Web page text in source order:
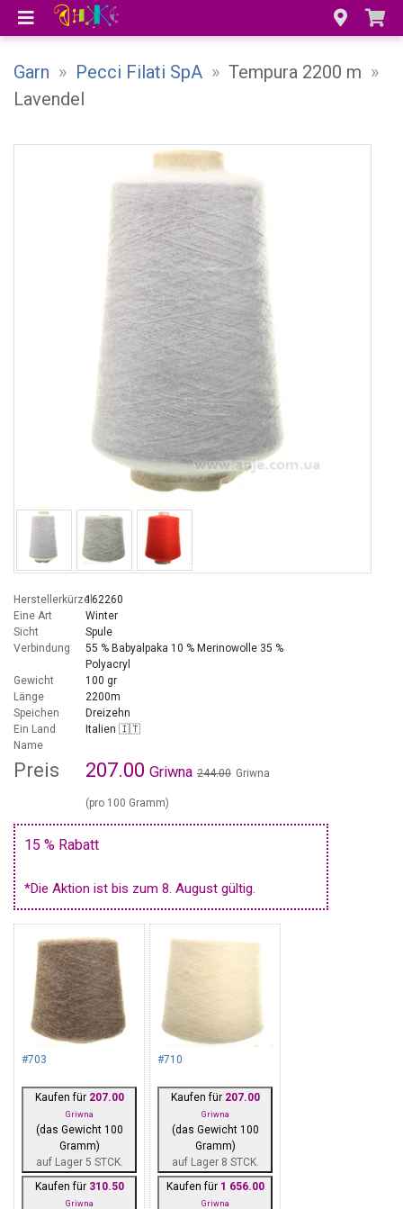
Garn » Pecci Filati SpA » Tempura 2200 m »
Lavendel
Herstellerkürzel162260
Eine Art
Winter
Sicht
Spule
Verbindung
55 % Babyalpaka 10 % Merinowolle 35 %
Polyacryl
Gewicht
100 gr
Länge
2200m
Speichen
Dreizehn
Ein Land
Italien 🇮🇹
Name
Preis 207.00 Griwna 244.00 Griwna
(pro 100 Gramm)
15 % Rabatt
*Die Aktion ist bis zum 8. August gültig.
#703
Kaufen für 207.00
Griwna
(das Gewicht 100
Gramm)
auf Lager 5 STCK.
Kaufen für 310.50
Griwna
#710
Kaufen für 207.00
Griwna
(das Gewicht 100
Gramm)
auf Lager 8 STCK.
Kaufen für 1 656.00
Griwna